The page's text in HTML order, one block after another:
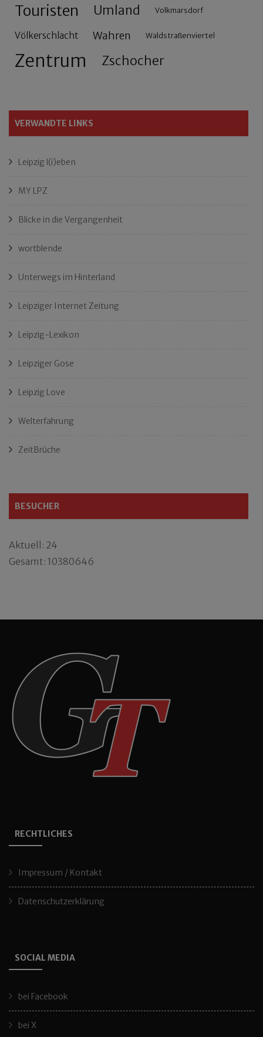
Touristen Umland Volkmarsdorf
Völkerschlacht Wahren Waldstraßenviertel
Zentrum Zschocher
VERWANDTE LINKS
Leipzig l(i)eben
MY LPZ
Blicke in die Vergangenheit
wortblende
Unterwegs im Hinterland
Leipziger Internet Zeitung
Leipzig-Lexikon
Leipziger Gose
Leipzig Love
Welterfahrung
ZeitBrüche
BESUCHER
Aktuell: 24
Gesamt: 10380646
RECHTLICHES
Impressum / Kontakt
Datenschutzerklärung
SOCIAL MEDIA
bei Facebook
bei X